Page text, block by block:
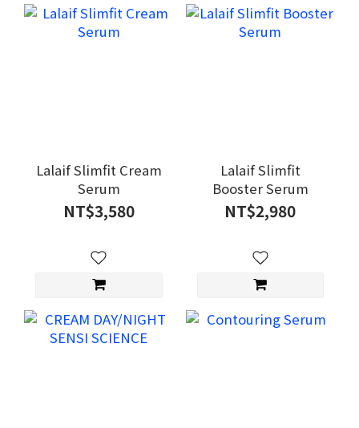
Lalaif Slimfit Cream
Serum
NT$3,580
Lalaif Slimfit
Booster Serum
NT$2,980